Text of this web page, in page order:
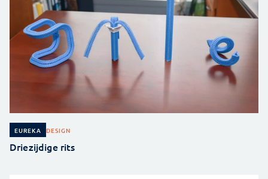
EUREKA DESIGN
Driezijdige rits